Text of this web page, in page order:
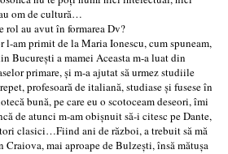
om de cultură…
au avut în formarea Dv?
primit de la Maria Ionescu, cum spuneam,
Bucureşti a mamei Aceasta m-a luat din
primare, şi m-a ajutat să urmez studiile
profesoară de italiană, studiase şi fusese în
bună, pe care eu o scotoceam deseori, îmi
de atunci m-am obişnuit să-i citesc pe Dante,
clasici…Fiind ani de război, a trebuit să mă
mai aproape de Bulzeşti, însă mătuşa